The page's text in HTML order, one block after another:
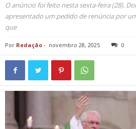
O anúncio foi feito nesta sexta-feira (28).
apresentado um pedido de renúncia por
que
Por Redação - novembro 28, 2025 0